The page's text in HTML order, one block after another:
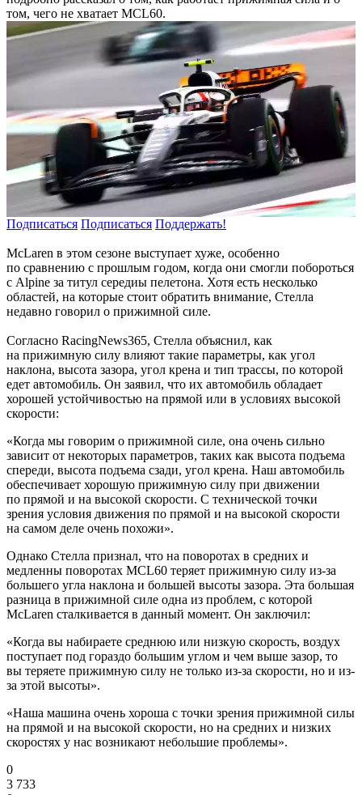
том, чего не хватает MCL60.
Подписаться Подписаться Поддержать!
McLaren в этом сезоне выступает хуже, особенно
по сравнению с прошлым годом, когда они смогли побороться
с Alpine за титул середиы пелетона. Хотя есть несколько
областей, на которые стоит обратить внимание, Стелла
недавно говорил о прижимной силе.
Согласно RacingNews365, Стелла объяснил, как
на прижимную силу влияют такие параметры, как угол
наклона, высота зазора, угол крена и тип трассы, по которой
едет автомобиль. Он заявил, что их автомобиль обладает
хорошей устойчивостью на прямой или в условиях высокой
скорости:
«Когда мы говорим о прижимной силе, она очень сильно
зависит от некоторых параметров, таких как высота подъема
спереди, высота подъема сзади, угол крена. Наш автомобиль
обеспечивает хорошую прижимную силу при движении
по прямой и на высокой скорости. С технической точки
зрения условия движения по прямой и на высокой скорости
на самом деле очень похожи».
Однако Стелла признал, что на поворотах в средних и
медленны поворотах MCL60 теряет прижимную силу из-за
большего угла наклона и большей высоты зазора. Эта большая
разница в прижимной силе одна из проблем, с которой
McLaren сталкивается в данный момент. Он заключил:
«Когда вы набираете среднюю или низкую скорость, воздух
поступает под гораздо большим углом и чем выше зазор, то
вы теряете прижимную силу не только из-за скорости, но и из-
за этой высоты».
«Наша машина очень хороша с точки зрения прижимной силы
на прямой и на высокой скорости, но на средних и низких
скоростях у нас возникают небольшие проблемы».
0
3 733